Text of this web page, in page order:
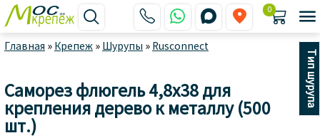
    
0 
Главная » Крепеж » Шурупы » Rusconnect
Тип шурупа
Саморез флюгель 4,8x38 для
крепления дерево к металлу (500
шт.)